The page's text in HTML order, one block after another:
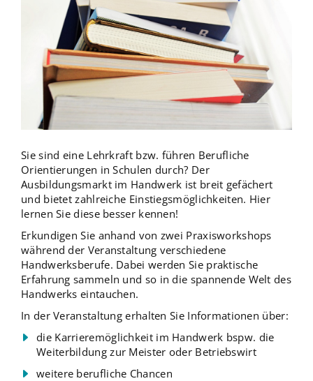
Sie sind eine Lehrkraft bzw. führen Berufliche
Orientierungen in Schulen durch? Der
Ausbildungsmarkt im Handwerk ist breit gefächert
und bietet zahlreiche Einstiegsmöglichkeiten. Hier
lernen Sie diese besser kennen!
Erkundigen Sie anhand von zwei Praxisworkshops
während der Veranstaltung verschiedene
Handwerksberufe. Dabei werden Sie praktische
Erfahrung sammeln und so in die spannende Welt des
Handwerks eintauchen.
In der Veranstaltung erhalten Sie Informationen über:
die Karrieremöglichkeit im Handwerk bspw. die
Weiterbildung zur Meister oder Betriebswirt
weitere berufliche Chancen